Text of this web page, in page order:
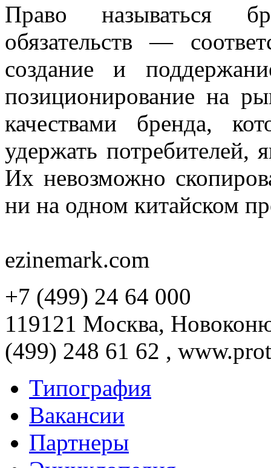
Право называться
обязательств —
создание и
позиционирование на
качествами бренда,
удержать потребителей,
Их невозможно
ни на одном китайском
ezinemark.com
+7 (499) 24 64 000
119121 Москва,
(499) 248 61 62 ,
Типография
Вакансии
Партнеры